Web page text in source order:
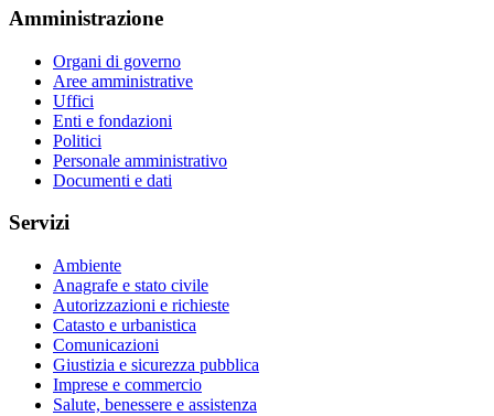
Amministrazione
Organi di governo
Aree amministrative
Uffici
Enti e fondazioni
Politici
Personale amministrativo
Documenti e dati
Servizi
Ambiente
Anagrafe e stato civile
Autorizzazioni e richieste
Catasto e urbanistica
Comunicazioni
Giustizia e sicurezza pubblica
Imprese e commercio
Salute, benessere e assistenza